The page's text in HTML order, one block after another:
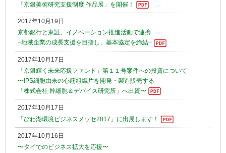
「京銀美術研究支援制度 作品展」を開催！
2017年10月19日
京都銀行と東証、イノベーション推進活動で連携
−地域企業の成長支援を目指し、基本協定を締結−
2017年10月17日
「京銀輝く未来応援ファンド」第１１号案件への投資について
〜iPS細胞由来の心筋組織片を開発・製造販売する
「株式会社 幹細胞＆デバイス研究所」へ出資〜
2017年10月17日
「びわ湖環境ビジネスメッセ2017」に出展します！
2017年10月16日
〜タイでのビジネス拡大を応援〜